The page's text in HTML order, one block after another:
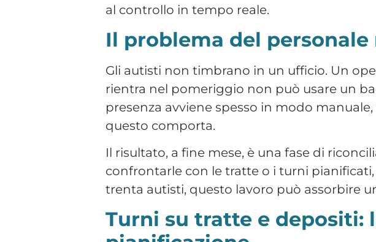
Turni su tratte e depositi:
pianificazione
Le aziende di logistica lavorano spesso su
magazzino. Il personale del magazzino si
carichi e alle consegne, e le variazioni
Comunicare queste variazioni in tempo
problemi pratici che chi gestisce il
l’unico canale, con tutti i problemi di
Straordinari e ore
preciso